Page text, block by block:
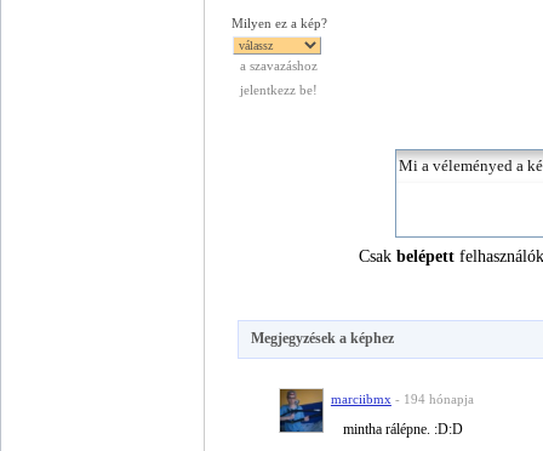
Milyen ez a kép?
a szavazáshoz
jelentkezz be!
Csakbelépett
Megjegyzések a képhez
marciibmx - 194 hónapja
mintha rálépne. :D:D